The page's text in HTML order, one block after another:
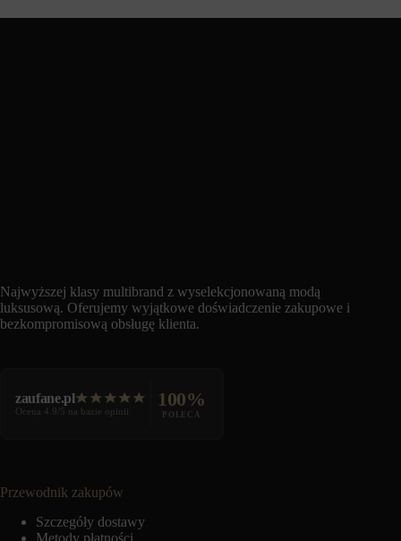
Najwyższej klasy multibrand z wyselekcjonowaną modą
luksusową. Oferujemy wyjątkowe doświadczenie zakupowe i
bezkompromisową obsługę klienta.
zaufane.pl
Ocena 4.9/5 na bazie opinii
100%
POLECA
Przewodnik zakupów
Szczegóły dostawy
Metody płatności